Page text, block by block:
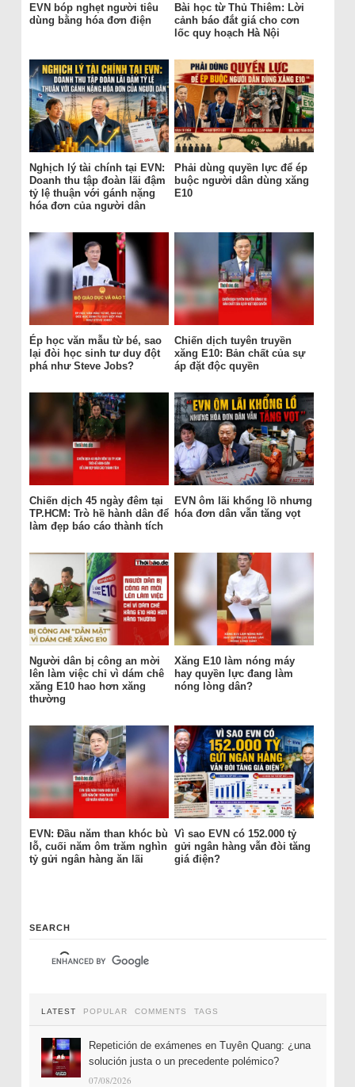
EVN bóp nghẹt người tiêu
dùng bằng hóa đơn điện
Bài học từ Thủ Thiêm: Lời
cảnh báo đắt giá cho cơn
lốc quy hoạch Hà Nội
Nghịch lý tài chính tại EVN:
Doanh thu tập đoàn lãi đậm
tỷ lệ thuận với gánh nặng
hóa đơn của người dân
Phải dùng quyền lực để ép
buộc người dân dùng xăng
E10
Ép học văn mẫu từ bé, sao
lại đòi học sinh tư duy đột
phá như Steve Jobs?
Chiến dịch tuyên truyền
xăng E10: Bản chất của sự
áp đặt độc quyền
Chiến dịch 45 ngày đêm tại
TP.HCM: Trò hề hành dân để
làm đẹp báo cáo thành tích
EVN ôm lãi khổng lồ nhưng
hóa đơn dân vẫn tăng vọt
Người dân bị công an mời
lên làm việc chỉ vì dám chê
xăng E10 hao hơn xăng
thường
Xăng E10 làm nóng máy
hay quyền lực đang làm
nóng lòng dân?
EVN: Đầu năm than khóc bù
lỗ, cuối năm ôm trăm nghìn
tỷ gửi ngân hàng ăn lãi
Vì sao EVN có 152.000 tỷ
gửi ngân hàng vẫn đòi tăng
giá điện?
SEARCH
LATEST POPULAR COMMENTS TAGS
Repetición de exámenes en Tuyên Quang: ¿una
solución justa o un precedente polémico?
07/08/2026